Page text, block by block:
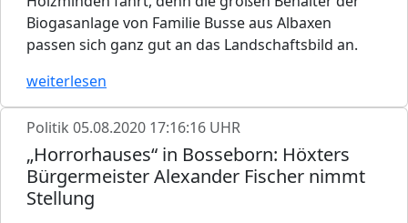
Biogasanlage von Familie Busse aus Albaxen
passen sich ganz gut an das Landschaftsbild an.
weiterlesen
Politik 05.08.2020 17:16:16 UHR
„Horrorhauses“ in Bosseborn: Höxters
Bürgermeister Alexander Fischer nimmt
Stellung